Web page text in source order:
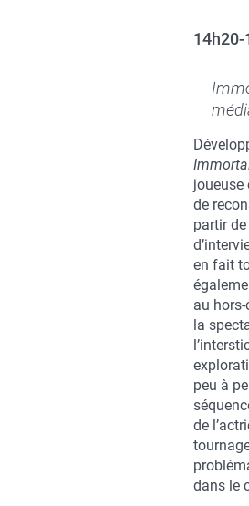
joueuse
de
partir
en fait
au
la
peu à
de
dans le